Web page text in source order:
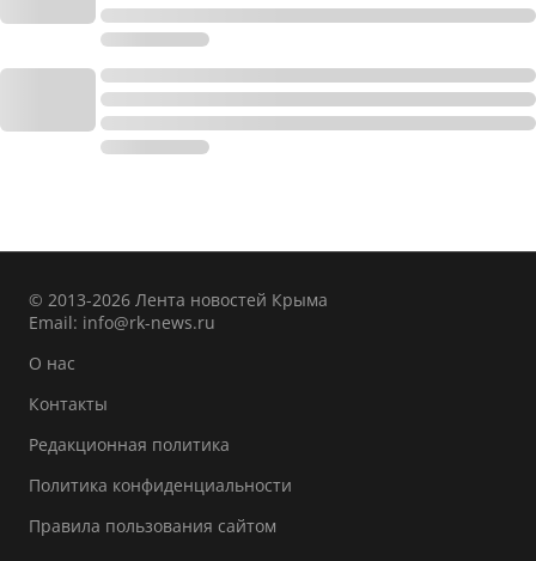
© 2013-2026 Лента новостей Крыма
Email: info@rk-news.ru
О нас
Контакты
Редакционная политика
Политика конфиденциальности
Правила пользования сайтом